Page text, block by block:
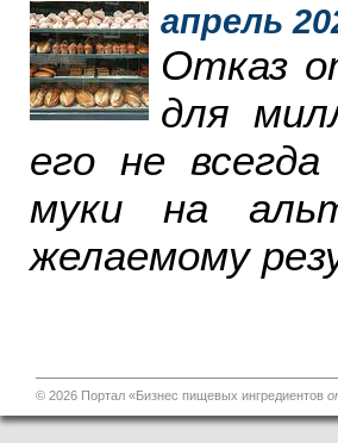
апрель
Отказ
для
его не
муки на
желаемому
© 2026 Портал «Бизнес пищевых ингредиентов